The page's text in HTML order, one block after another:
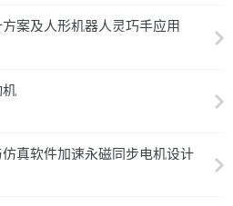
案及人形机器人灵巧手应用
真软件加速永磁同步电机设计